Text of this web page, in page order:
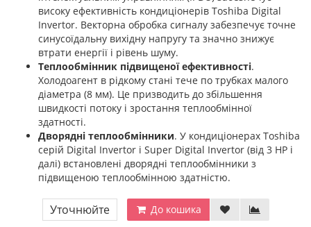
високу ефективність кондиціонерів Toshiba Digital
Invertor. Векторна обробка сигналу забезпечує точне
синусоїдальну вихідну напругу та значно знижує
втрати енергії і рівень шуму.
Теплообмінник підвищеної ефективності.
Холодоагент в рідкому стані тече по трубках малого
діаметра (8 мм). Це призводить до збільшення
швидкості потоку і зростання теплообмінної
здатності.
Дворядні теплообмінники. У кондиціонерах Toshiba
серій Digital Invertor і Super Digital Invertor (від 3 НР і
далі) встановлені дворядні теплообмінники з
підвищеною теплообмінною здатністю.
Уточнюйте
До кошика